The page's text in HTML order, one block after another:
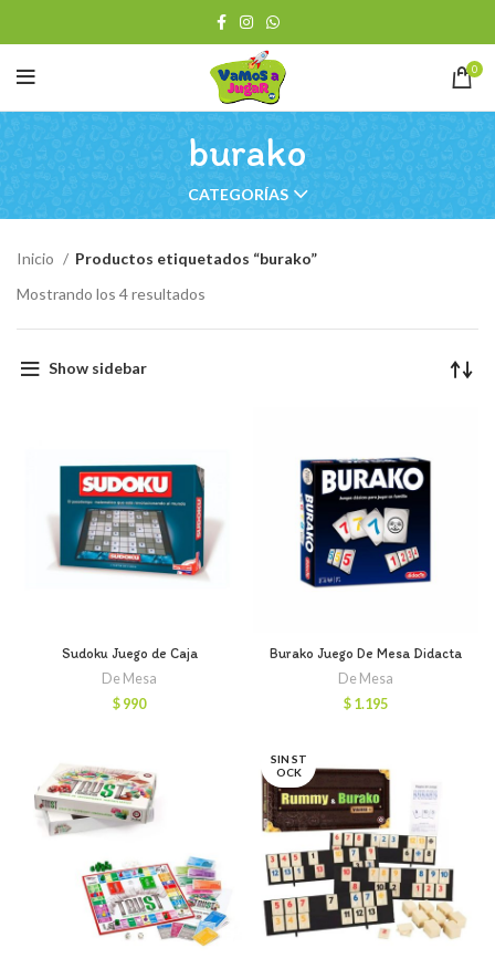
0
burako
CATEGORÍAS
Inicio
Productos etiquetados “burako”
Mostrando los 4 resultados
Show sidebar
Sudoku Juego de Caja
De Mesa
$ 990
Burako Juego De Mesa Didacta
De Mesa
$ 1.195
SIN ST
OCK